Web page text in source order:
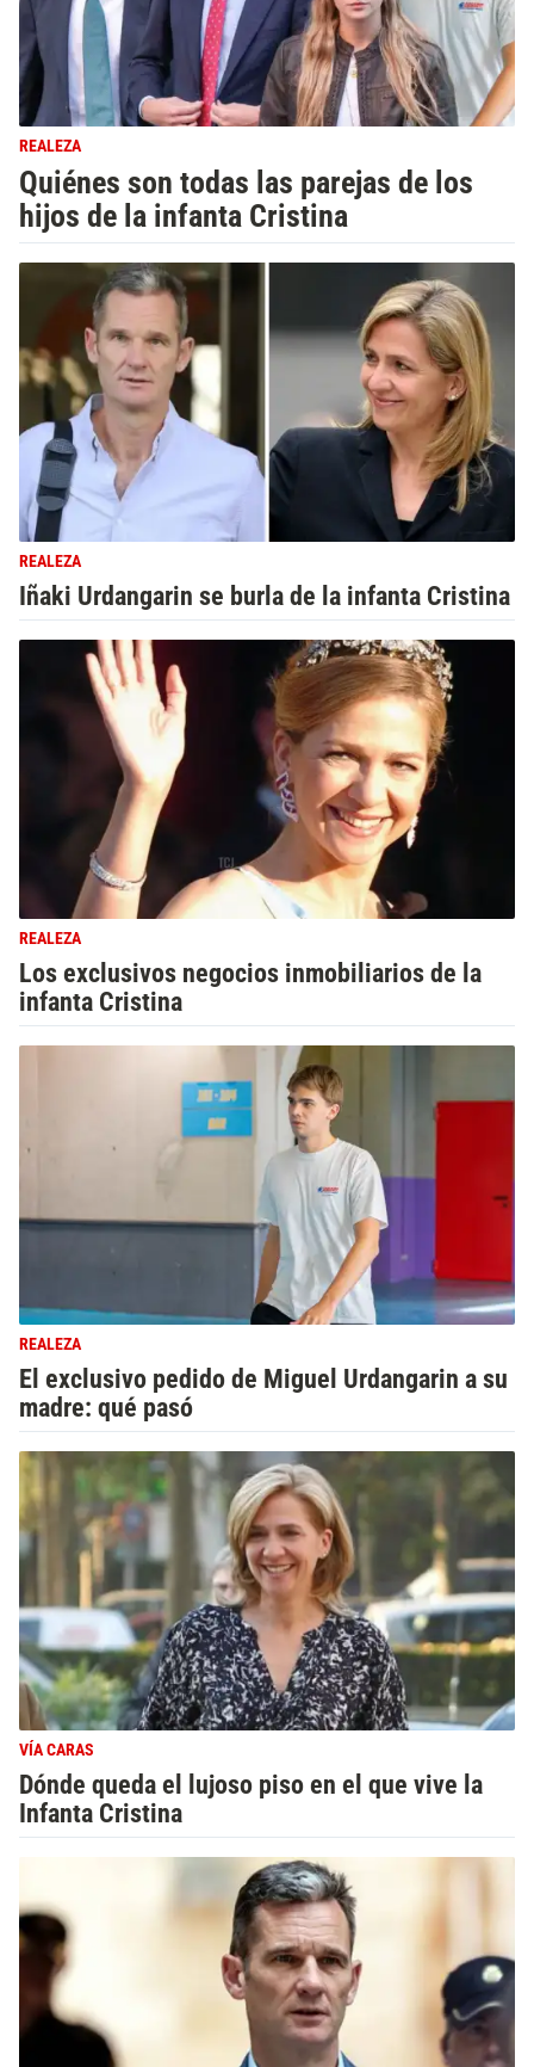
REALEZA
Quiénes son todas las parejas de los
hijos de la infanta Cristina
REALEZA
Iñaki Urdangarin se burla de la infanta Cristina
REALEZA
Los exclusivos negocios inmobiliarios de la
infanta Cristina
REALEZA
El exclusivo pedido de Miguel Urdangarin a su
madre: qué pasó
VÍA CARAS
Dónde queda el lujoso piso en el que vive la
Infanta Cristina